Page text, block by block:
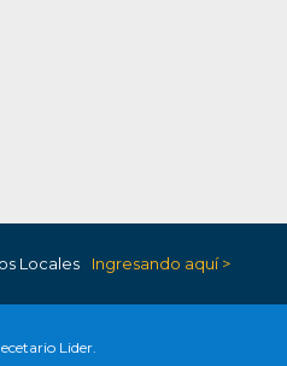
Locales Ingresando aquí >
Lider.